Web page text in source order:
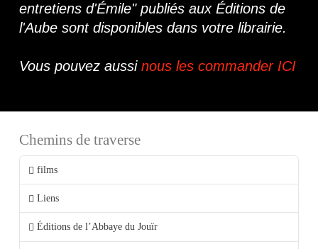
entretiens d'Émile" publiés aux Éditions de
l'Aube sont disponibles dans votre librairie.
Vous pouvez aussi nous les commander ICI
Chemins de traverse
films
Liens
Éditions de l’Abbaye du Jouïr